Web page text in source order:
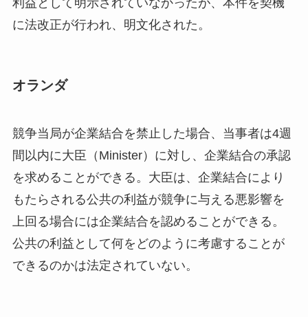
利益として明示されていなかったが、本件を契機
に法改正が行われ、明文化された。
オランダ
競争当局が企業結合を禁止した場合、当事者は4週
間以内に大臣（Minister）に対し、企業結合の承認
を求めることができる。大臣は、企業結合により
もたらされる公共の利益が競争に与える悪影響を
上回る場合には企業結合を認めることができる。
公共の利益として何をどのように考慮することが
できるのかは法定されていない。